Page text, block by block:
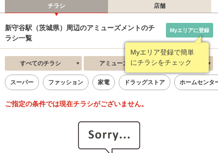
チラシ 店舗
新守谷駅（茨城県）周辺のアミューズメントのチ
ラシ一覧
Myエリア登録で簡単
にチラシをチェック
Myエリアに登録
すべてのチラシ アミューズメント 新着順
スーパー ファッション 家電 ドラッグストア ホームセンタ
ご指定の条件では現在チラシがございません。